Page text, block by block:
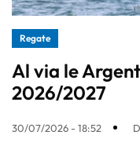
Regate
Al via le
2026/2027
30/07/2026 - 18:52